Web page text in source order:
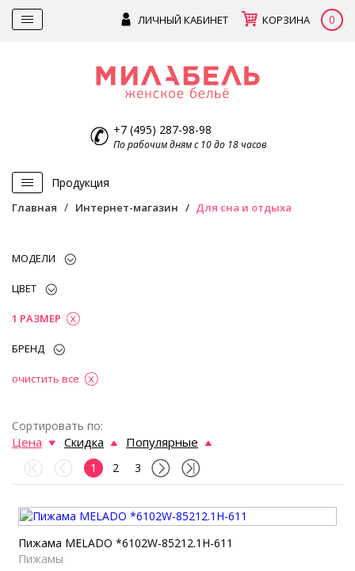
ЛИЧНЫЙ КАБИНЕТ КОРЗИНА 0
+7 (495) 287-98-98
По рабочим дням с 10 до 18 часов
Продукция
Главная Интернет-магазин Для сна и отдыха
МОДЕЛИ
ЦВЕТ
1 РАЗМЕР
БРЕНД
очистить все
Сортировать по:
Цена Скидка Популярные
1 2 3
Пижама MELADO *6102W-85212.1H-611
Пижамы